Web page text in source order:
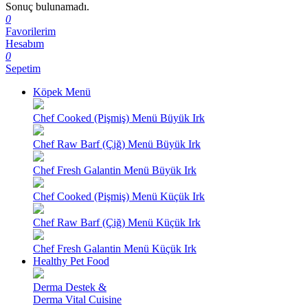
Sonuç bulunamadı.
0
Favorilerim
Hesabım
0
Sepetim
Köpek Menü
Chef Cooked (Pişmiş) Menü Büyük Irk
Chef Raw Barf (Çiğ) Menü Büyük Irk
Chef Fresh Galantin Menü Büyük Irk
Chef Cooked (Pişmiş) Menü Küçük Irk
Chef Raw Barf (Çiğ) Menü Küçük Irk
Chef Fresh Galantin Menü Küçük Irk
Healthy Pet Food
Derma Destek &
Derma Vital Cuisine